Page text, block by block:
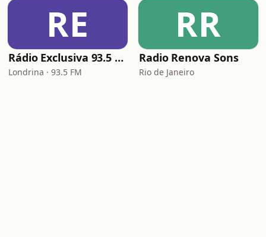
RE
Rádio Exclusiva 93.5 FM
Londrina · 93.5 FM
RR
Radio Renova Sons
Rio de Janeiro